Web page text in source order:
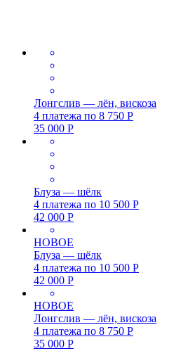
Лонгслив — лён, вискоза
4 платежа по 8 750 Р
35 000 Р
Блуза — шёлк
4 платежа по 10 500 Р
42 000 Р
НОВОЕ
Блуза — шёлк
4 платежа по 10 500 Р
42 000 Р
НОВОЕ
Лонгслив — лён, вискоза
4 платежа по 8 750 Р
35 000 Р